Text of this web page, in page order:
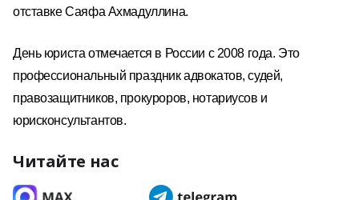
отставке Саяфа Ахмадуллина.
День юриста отмечается в России с 2008 года. Это
профессиональный праздник адвокатов, судей,
правозащитников, прокуроров, нотариусов и
юрисконсультантов.
Читайте нас